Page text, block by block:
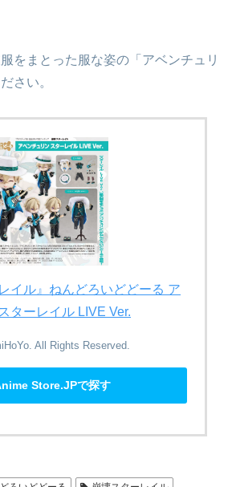
をまとった服な姿の「アベンチュリ
さい。
イル』​ねんどろいどどーる​ ア
ターレイル LIVE Ver.
All Rights Reserved.
Store.JPで探す